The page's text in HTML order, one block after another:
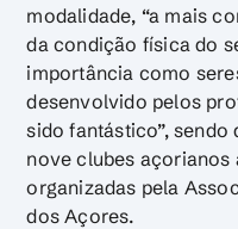
modalidade, “a mais
da condição física do
importância como
desenvolvido pelos
sido fantástico”, sendo
nove clubes açorianos
organizadas pela
dos Açores.